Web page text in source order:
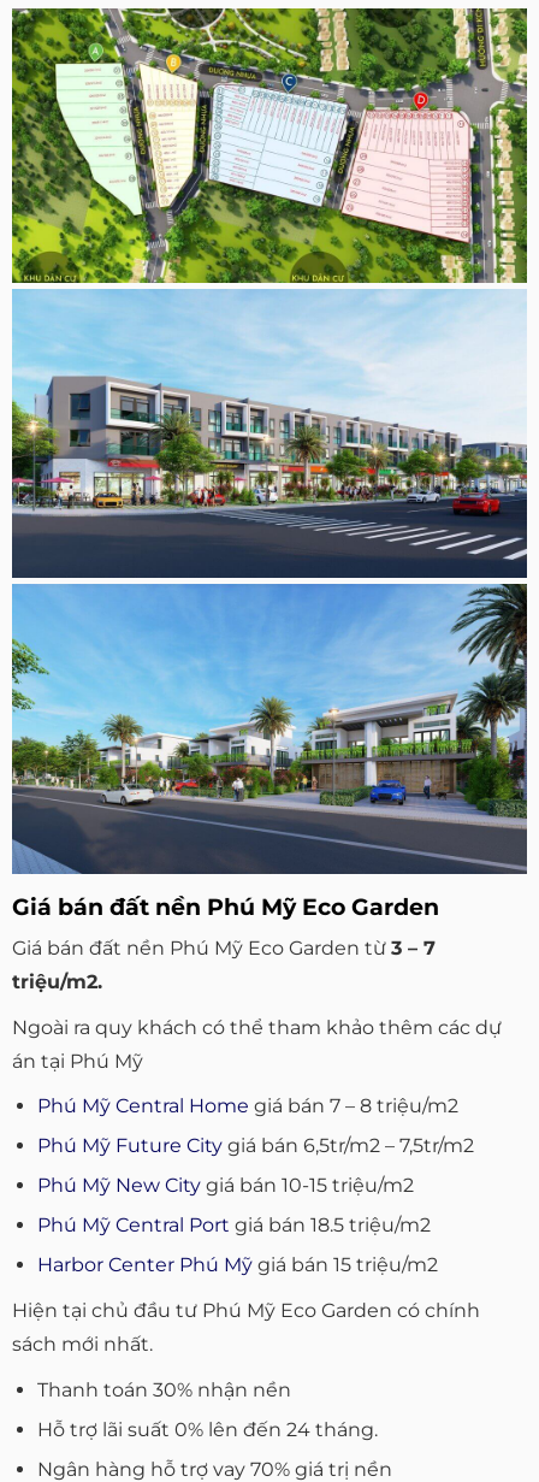
Giá bán đất nền Phú Mỹ Eco Garden
Giá bán đất nền Phú Mỹ Eco Garden từ 3 – 7
triệu/m2.
Ngoài ra quy khách có thể tham khảo thêm các dự
án tại Phú Mỹ
Phú Mỹ Central Home giá bán 7 – 8 triệu/m2
Phú Mỹ Future Citygiá bán 6,5tr/m2 – 7,5tr/m2
Phú Mỹ New Citygiá bán 10-15 triệu/m2
Phú Mỹ Central Port giá bán 18.5 triệu/m2
Harbor Center Phú Mỹgiá bán 15 triệu/m2
Hiện tại chủ đầu tư Phú Mỹ Eco Garden có chính
sách mới nhất.
Thanh toán 30% nhận nền
Hỗ trợ lãi suất 0% lên đến 24 tháng.
Ngân hàng hỗ trợ vay 70% giá trị nền